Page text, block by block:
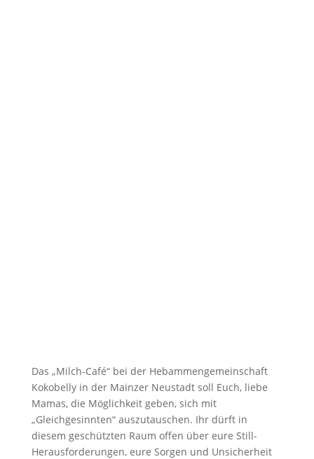
Das „Milch-Café“ bei der Hebammengemeinschaft
Kokobelly in der Mainzer Neustadt soll Euch, liebe
Mamas, die Möglichkeit geben, sich mit
„Gleichgesinnten“ auszutauschen. Ihr dürft in
diesem geschützten Raum offen über eure Still-
Herausforderungen, eure Sorgen und Unsicherheit